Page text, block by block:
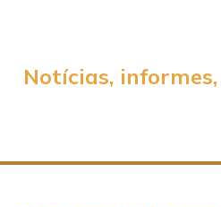
Notícias, informes,